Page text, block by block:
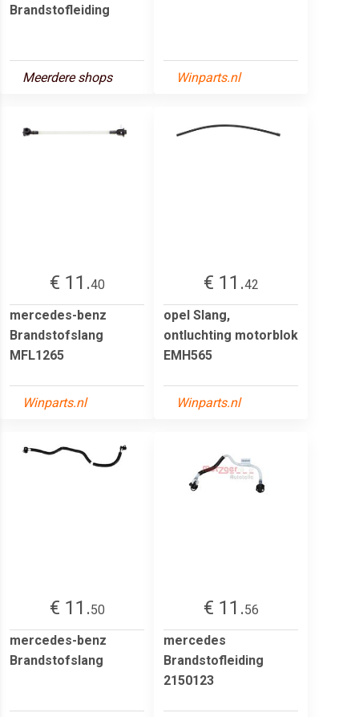
Brandstofleiding
Meerdere shops Winparts.nl
€ 11.40
mercedes-benz
Brandstofslang
MFL1265
Winparts.nl
€ 11.42
opel Slang,
ontluchting motorblok
EMH565
Winparts.nl
€ 11.50
mercedes-benz
Brandstofslang
€ 11.56
mercedes
Brandstofleiding
2150123